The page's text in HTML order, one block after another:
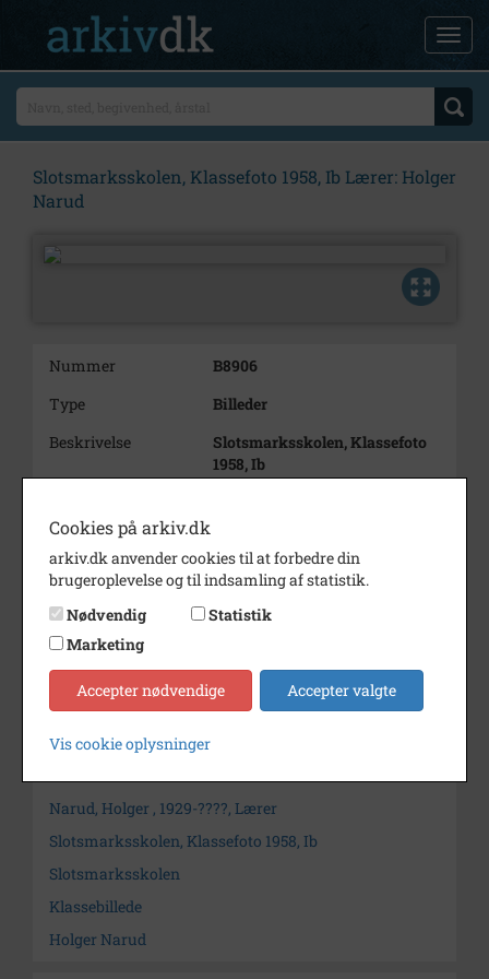
Slotsmarksskolen, Klassefoto 1958, Ib Lærer: Holger
Narud
Nummer
B8906
Type
Billeder
Beskrivelse
Slotsmarksskolen, Klassefoto
1958, Ib
Dateringsnote
1958
Fotograf
?
Kontakt arkivet
Narud, Holger , 1929-????, Lærer
Slotsmarksskolen, Klassefoto 1958, Ib
Slotsmarksskolen
Klassebillede
Holger Narud
Cookies på arkiv.dk
arkiv.dk anvender cookies til at forbedre din
brugeroplevelse og til indsamling af statistik.
Nødvendig
Statistik
Marketing
Accepter nødvendige Accepter valgte
Vis cookie oplysninger